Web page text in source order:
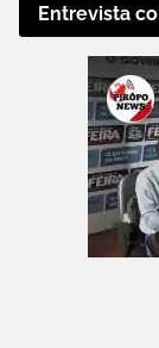
Entrevista